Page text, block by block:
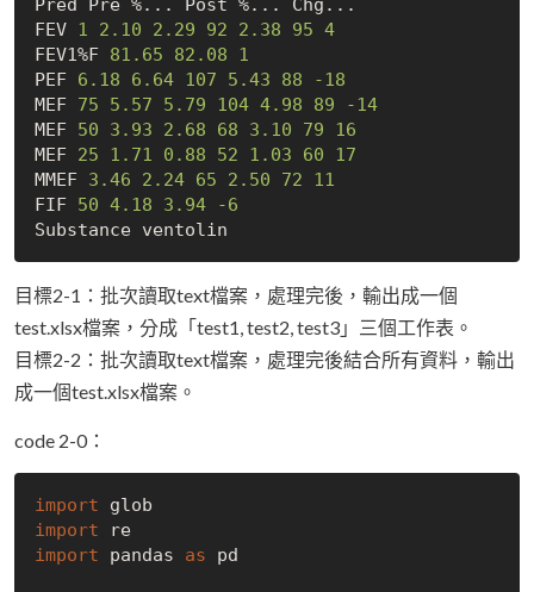
Pred Pre %... Post %... Chg...
FEV 1 2.10 2.29 92 2.38 95 4
FEV1%F 81.65 82.08
1
PEF 6.18 6.64 107 5.43 88
-18
MEF 75 5.57 5.79 104 4.98 89
-14
MEF 50 3.93 2.68 68 3.10 79
16
MEF 25 1.71 0.88 52 1.03 60
17
MMEF 3.46 2.24 65 2.50 72
11
FIF 50 4.18 3.94
-6
目標2-1：批次讀取text檔案，處理完後，輸出成一個
test.xlsx檔案，分成「test1, test2, test3」三個工作表。
目標2-2：批次讀取text檔案，處理完後結合所有資料，輸出
成一個test.xlsx檔案。
code 2-0：
import
import
re
import pandas as pd